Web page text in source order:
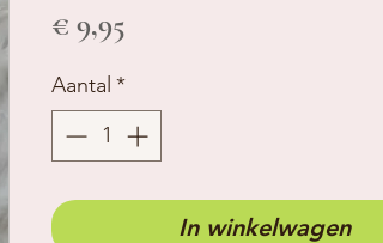
€ 9,95
Aantal *
In winkelwagen